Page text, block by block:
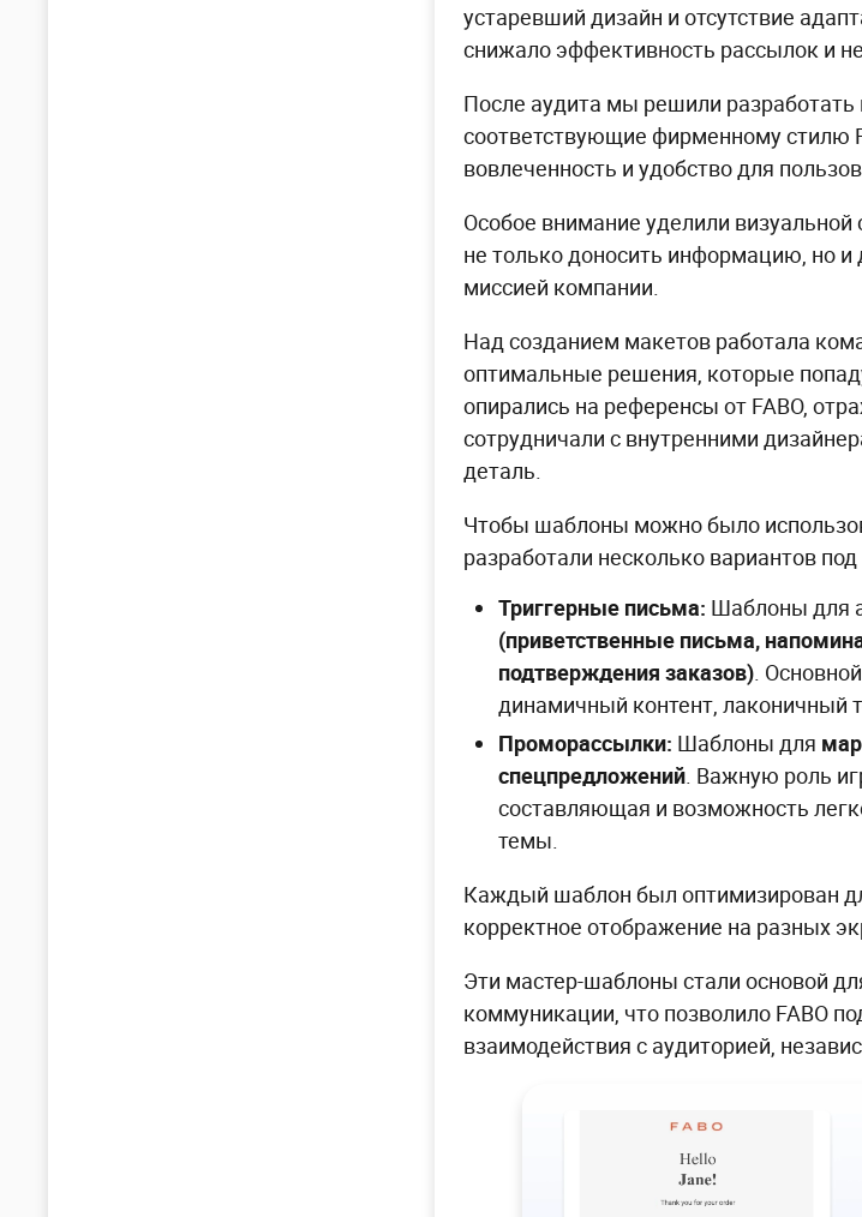
устаревший дизайн и отсутствие
снижало эффективность рассылок и
После аудита мы решили
соответствующие фирменному стилю
вовлеченность и удобство для
Особое внимание уделили
не только доносить информацию, но и
миссией компании.
Над созданием макетов работала
оптимальные решения, которые
опирались на референсы от FABO,
сотрудничали с внутренними
деталь.
Чтобы шаблоны можно было
разработали несколько вариантов
Триггерные письма: Шаблоны для
(приветственные письма,
подтверждения заказов).
динамичный контент, лаконичный
Проморассылки: Шаблоны для
спецпредложений. Важную роль
составляющая и возможность
темы.
Каждый шаблон был оптимизирован
корректное отображение на разных
Эти мастер-шаблоны стали основой
коммуникации, что позволило FABO
взаимодействия с аудиторией,